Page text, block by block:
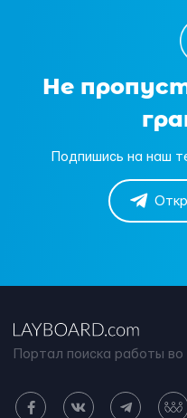
Не
Подпишись на наш
Портал поиска работы